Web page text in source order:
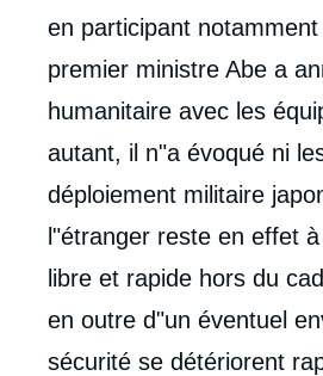
en participant
premier ministre Abe a
humanitaire avec les
autant, il n"a évoqué ni
déploiement militaire
l"étranger reste en effet
libre et rapide hors du
en outre d"un éventuel
sécurité se détériorent